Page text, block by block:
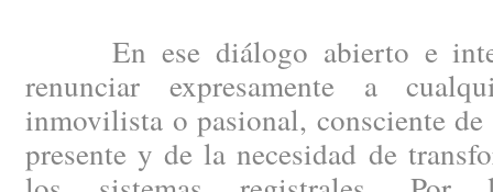
En ese diálogo abierto e
renunciar expresamente a
inmovilista o pasional, consciente
presente y de la necesidad de